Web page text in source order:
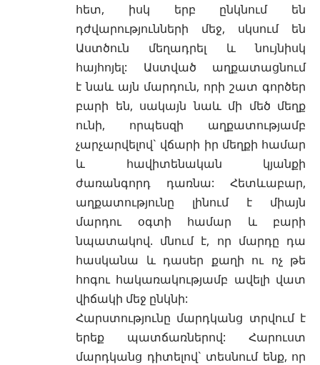
հետ, իսկ երբ ընկնում են
դժվարությունների մեջ, սկսում են
Աստծուն մեղադրել և նույնիսկ
հայհոյել: Աստված աղքատացնում
է նաև այն մարդուն, որի շատ գործեր
բարի են, սակայն նաև մի մեծ մեղք
ունի, որպեսզի աղքատությամբ
չարչարվելով` վճարի իր մեղքի համար
և հավիտենական կյանքի
ժառանգորդ դառնա: Հետևաբար,
աղքատությունը լինում է միայն
մարդու օգտի համար և բարի
նպատակով. մնում է, որ մարդը դա
հասկանա և դասեր քաղի ու ոչ թե
հոգու հակառակությամբ ավելի վատ
վիճակի մեջ ընկնի:
Հարստությունը մարդկանց տրվում է
երեք պատճառներով: Հարուստ
մարդկանց դիտելով` տեսնում ենք, որ